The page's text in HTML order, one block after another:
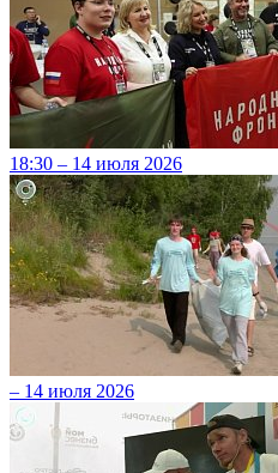
18:30 – 14 июля 2026
– 14 июля 2026